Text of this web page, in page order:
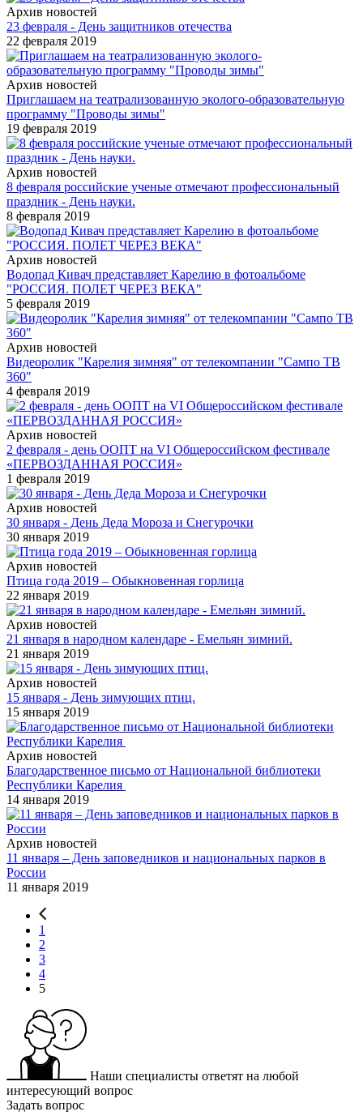
Архив новостей
23 февраля - День защитников отечества
22 февраля 2019
Архив новостей
Приглашаем на театрализованную эколого-образовательную
программу "Проводы зимы"
19 февраля 2019
Архив новостей
8 февраля российские ученые отмечают профессиональный
праздник - День науки.
8 февраля 2019
Архив новостей
Водопад Кивач представляет Карелию в фотоальбоме
"РОССИЯ. ПОЛЕТ ЧЕРЕЗ ВЕКА"
5 февраля 2019
Архив новостей
Видеоролик "Карелия зимняя" от телекомпании "Сампо ТВ
360"
4 февраля 2019
Архив новостей
2 февраля - день ООПТ на VI Общероссийском фестивале
«ПЕРВОЗДАННАЯ РОССИЯ»
1 февраля 2019
Архив новостей
30 января - День Деда Мороза и Снегурочки
30 января 2019
Архив новостей
Птица года 2019 – Обыкновенная горлица
22 января 2019
Архив новостей
21 января в народном календаре - Емельян зимний.
21 января 2019
Архив новостей
15 января - День зимующих птиц.
15 января 2019
Архив новостей
Благодарственное письмо от Национальной библиотеки
Республики Карелия
14 января 2019
Архив новостей
11 января – День заповедников и национальных парков в
России
11 января 2019
1
2
3
4
5
Наши специалисты ответят на любой
интересующий вопрос
Задать вопрос